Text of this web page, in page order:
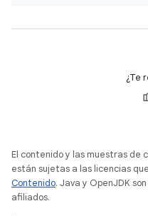
¿Te
El contenido y las muestras de
están sujetas a las licencias
Contenido. Java y OpenJDK
afiliados.